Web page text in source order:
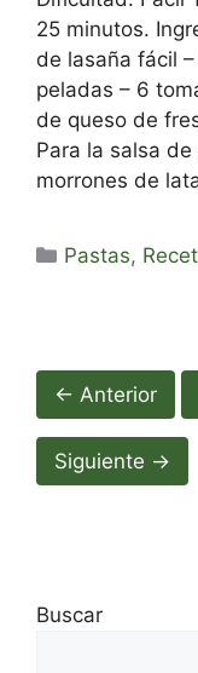
25 minutos.
de lasaña fácil
peladas – 6
de queso de
Para la salsa
morrones de
Categorías
Pastas,
← Anterior
Siguiente →
Buscar